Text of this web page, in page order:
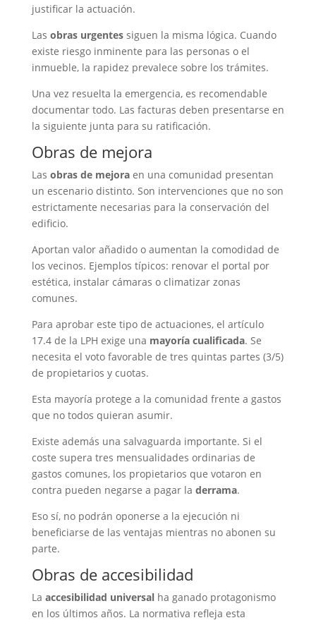
justificar la actuación.
Las obras urgentessiguen la misma lógica. Cuando
existe riesgo inminente para las personas o el
inmueble, la rapidez prevalece sobre los trámites.
Una vez resuelta la emergencia, es recomendable
documentar todo. Las facturas deben presentarse en
la siguiente junta para su ratificación.
Obras de mejora
Las obras de mejoraen una comunidad presentan
un escenario distinto. Son intervenciones que no son
estrictamente necesarias para la conservación del
edificio.
Aportan valor añadido o aumentan la comodidad de
los vecinos. Ejemplos típicos: renovar el portal por
estética, instalar cámaras o climatizar zonas
comunes.
Para aprobar este tipo de actuaciones, el artículo
17.4 de la LPH exige una mayoría cualificada. Se
necesita el voto favorable de tres quintas partes (3/5)
de propietarios y cuotas.
Esta mayoría protege a la comunidad frente a gastos
que no todos quieran asumir.
Existe además una salvaguarda importante. Si el
coste supera tres mensualidades ordinarias de
gastos comunes, los propietarios que votaron en
contra pueden negarse a pagar la derrama.
Eso sí, no podrán oponerse a la ejecución ni
beneficiarse de las ventajas mientras no abonen su
parte.
Obras de accesibilidad
La accesibilidad universalha ganado protagonismo
en los últimos años. La normativa refleja esta